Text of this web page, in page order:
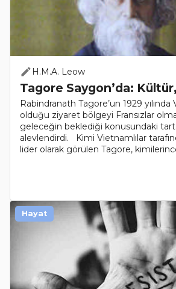
H.M.A. Leow
Tagore Saygon’da:
Rabindranath Tagore’un 1929 yılında
olduğu ziyaret bölgeyi Fransızlar
geleceğin beklediği konusundaki
alevlendirdi. Kimi Vietnamlılar
lider olarak görülen Tagore,
Hayat